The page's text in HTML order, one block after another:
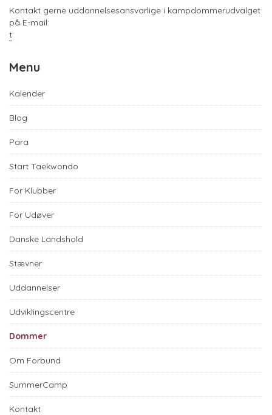
Kontakt gerne uddannelsesansvarlige i kampdommerudvalget
på E-mail:
t
Menu
Kalender
Blog
Para
Start Taekwondo
For Klubber
For Udøver
Danske Landshold
Stævner
Uddannelser
Udviklingscentre
Dommer
Om Forbund
SummerCamp
Kontakt